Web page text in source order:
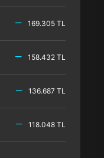
169.305 TL
158.432 TL
136.687 TL
118.048 TL